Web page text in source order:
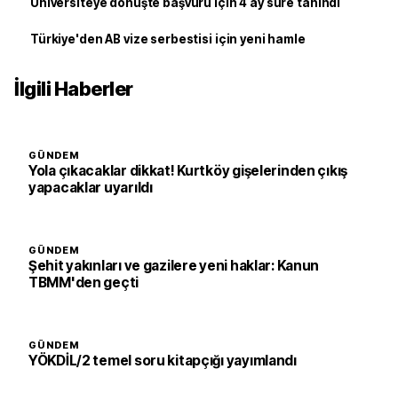
Türkiye'den AB vize serbestisi için yeni hamle
İlgili Haberler
GÜNDEM
Yola çıkacaklar dikkat! Kurtköy gişelerinden çıkış
yapacaklar uyarıldı
GÜNDEM
Şehit yakınları ve gazilere yeni haklar: Kanun
TBMM'den geçti
GÜNDEM
YÖKDİL/2 temel soru kitapçığı yayımlandı